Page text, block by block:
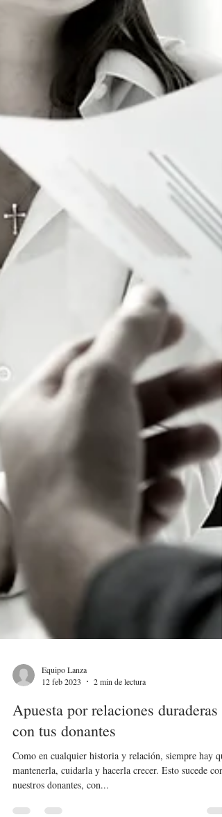
Equipo Lanza
12 feb 2023
2 min de lectura
Apuesta por relaciones duraderas